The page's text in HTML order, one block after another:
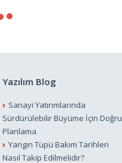
Yazılım Blog
Sanayi Yatırımlarında
Sürdürülebilir Büyüme İçin Doğru
Planlama
Yangın Tüpü Bakım Tarihleri
Nasıl Takip Edilmelidir?